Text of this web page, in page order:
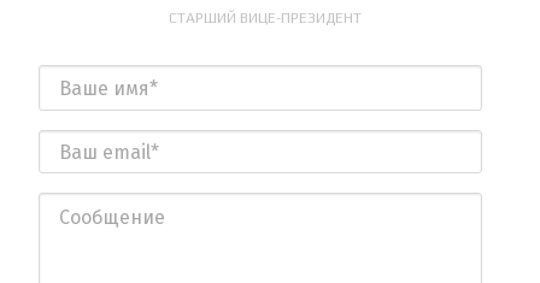
СТАРШИЙ ВИЦЕ-ПРЕЗИДЕНТ